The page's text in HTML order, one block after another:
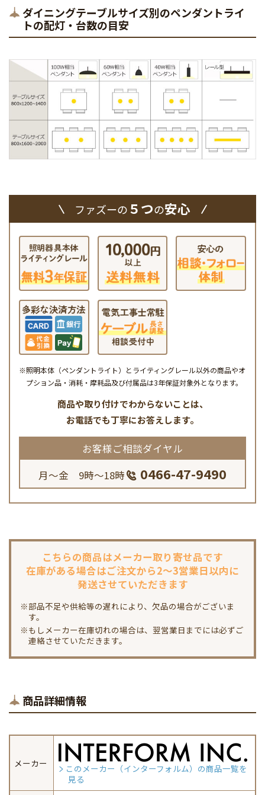
ダイニングテーブルサイズ別のペンダントライ
トの配灯・台数の目安
ファズーの５つの安心
※照明本体（ペンダントライト）とライティングレール以外の商品やオ
プション品・消耗・摩耗品及び付属品は3年保証対象外となります。
商品や取り付けでわからないことは、
お電話でも丁寧にお答えします。
お客様ご相談ダイヤル
月～金 9時～18時
0466-47-9490
こちらの商品はメーカー取り寄せ品です
在庫がある場合はご注文から2～3営業日以内に
発送させていただきます
※部品不足や供給等の遅れにより、欠品の場合がございま
す。
※もしメーカー在庫切れの場合は、翌営業日までには必ずご
連絡させていただきます。
商品詳細情報
メーカー
このメーカー（インターフォルム）の商品一覧を
見る